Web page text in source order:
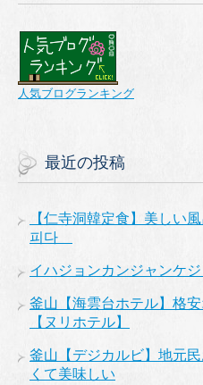
人気ブログランキング
最近の投稿
【仁寺洞韓定食】美しい
피다
イハジョンカンジャンケ
釜山【海雲台ホテル】格
【ヌリホテル】
釜山【デジカルビ】地元
くて美味しい